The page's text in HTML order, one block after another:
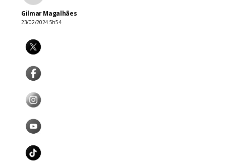
Gilmar Magalhães
23/02/2024 5h54